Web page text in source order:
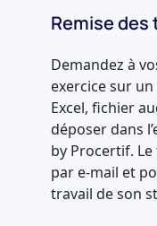
Remise des
Demandez à
exercice sur
Excel, fichier
déposer dans
by Procertif.
par e-mail et
travail de son